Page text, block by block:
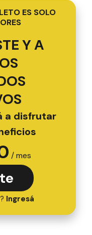
ES SOLO
Y A
a disfrutar
/ mes
Ingresá